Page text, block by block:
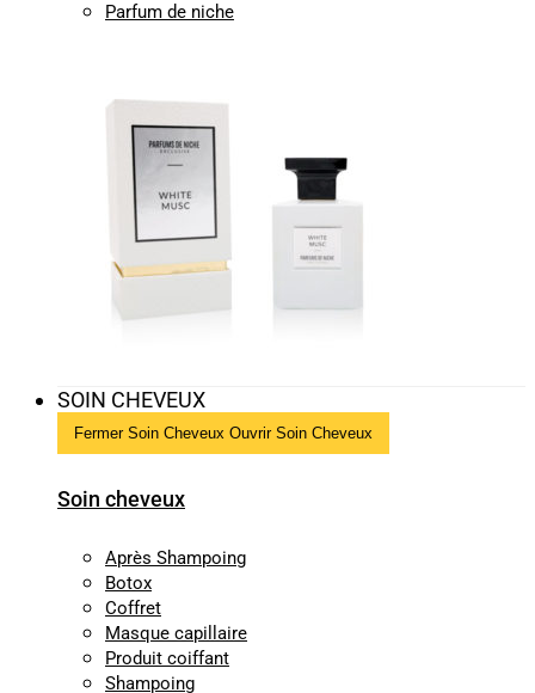
Parfum de niche
SOIN CHEVEUX
Fermer Soin Cheveux Ouvrir Soin Cheveux
Soin cheveux
Après Shampoing
Botox
Coffret
Masque capillaire
Produit coiffant
Shampoing